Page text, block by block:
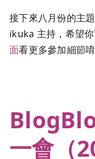
接下來八月份的主
ikuka 主持，希望
面看更多參加細節唷
一會（